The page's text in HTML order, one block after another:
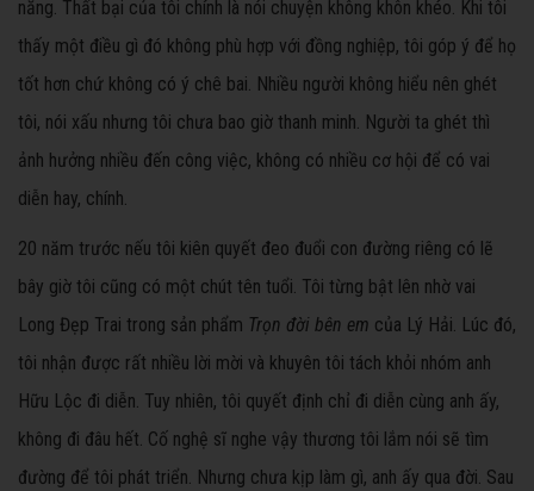
năng. Thất bại của tôi chính là nói chuyện không khôn khéo. Khi tôi
thấy một điều gì đó không phù hợp với đồng nghiệp, tôi góp ý để họ
tốt hơn chứ không có ý chê bai. Nhiều người không hiểu nên ghét
tôi, nói xấu nhưng tôi chưa bao giờ thanh minh. Người ta ghét thì
ảnh hưởng nhiều đến công việc, không có nhiều cơ hội để có vai
diễn hay, chính.
20 năm trước nếu tôi kiên quyết đeo đuổi con đường riêng có lẽ
bây giờ tôi cũng có một chút tên tuổi. Tôi từng bật lên nhờ vai
Long Đẹp Trai trong sản phẩm Trọn đời bên em của Lý Hải. Lúc đó,
tôi nhận được rất nhiều lời mời và khuyên tôi tách khỏi nhóm anh
Hữu Lộc đi diễn. Tuy nhiên, tôi quyết định chỉ đi diễn cùng anh ấy,
không đi đâu hết. Cố nghệ sĩ nghe vậy thương tôi lắm nói sẽ tìm
đường để tôi phát triển. Nhưng chưa kịp làm gì, anh ấy qua đời. Sau